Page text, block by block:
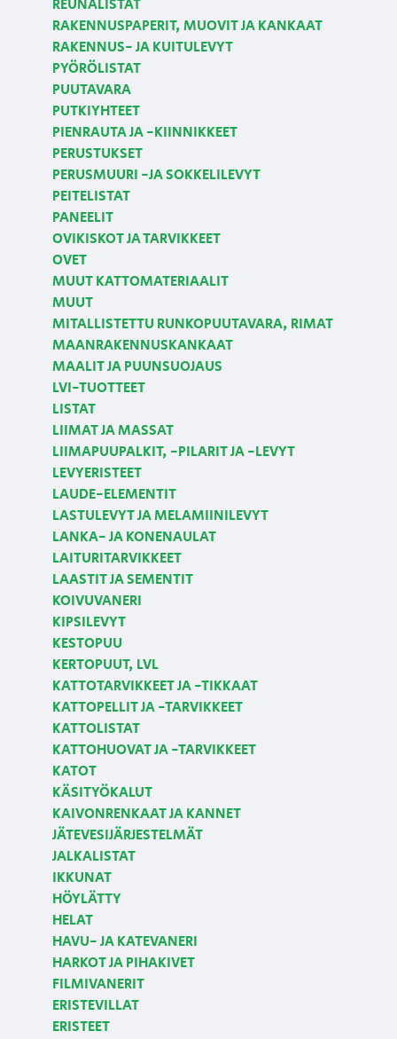
REUNALISTAT
RAKENNUSPAPERIT, MUOVIT JA KANKAAT
RAKENNUS- JA KUITULEVYT
PYÖRÖLISTAT
PUUTAVARA
PUTKIYHTEET
PIENRAUTA JA -KIINNIKKEET
PERUSTUKSET
PERUSMUURI -JA SOKKELILEVYT
PEITELISTAT
PANEELIT
OVIKISKOT JA TARVIKKEET
OVET
MUUT KATTOMATERIAALIT
MUUT
MITALLISTETTU RUNKOPUUTAVARA, RIMAT
MAANRAKENNUSKANKAAT
MAALIT JA PUUNSUOJAUS
LVI-TUOTTEET
LISTAT
LIIMAT JA MASSAT
LIIMAPUUPALKIT, -PILARIT JA -LEVYT
LEVYERISTEET
LAUDE-ELEMENTIT
LASTULEVYT JA MELAMIINILEVYT
LANKA- JA KONENAULAT
LAITURITARVIKKEET
LAASTIT JA SEMENTIT
KOIVUVANERI
KIPSILEVYT
KESTOPUU
KERTOPUUT, LVL
KATTOTARVIKKEET JA -TIKKAAT
KATTOPELLIT JA -TARVIKKEET
KATTOLISTAT
KATTOHUOVAT JA -TARVIKKEET
KATOT
KÄSITYÖKALUT
KAIVONRENKAAT JA KANNET
JÄTEVESIJÄRJESTELMÄT
JALKALISTAT
IKKUNAT
HÖYLÄTTY
HELAT
HAVU- JA KATEVANERI
HARKOT JA PIHAKIVET
FILMIVANERIT
ERISTEVILLAT
ERISTEET